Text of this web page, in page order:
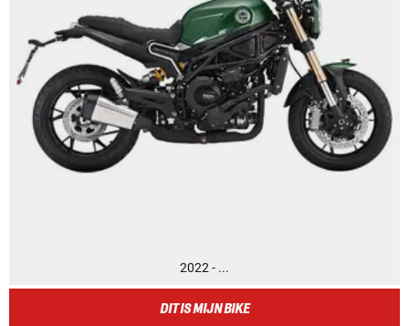
2022 - ...
DIT IS MIJN BIKE